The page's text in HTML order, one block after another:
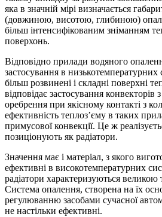
яка в значній мірі визначається
(довжиною, висотою, глибиною)
більш інтенсифікованим зніманням
поверхонь.
Відповідно прилади водяного
застосування в
більш розвинені і складні поверхні
відповідає застосування
оребрення при якісному контакті з
ефективність теплоз’єму в таких
примусової конвекції. Це ж
позиціонують як радіатори.
Значення має і матеріал, з якого
ефективні в високотемпературних
радіатори характеризуються
Система опалення, створена на їх
регулюванню засобами сучасної
не настільки ефективні.